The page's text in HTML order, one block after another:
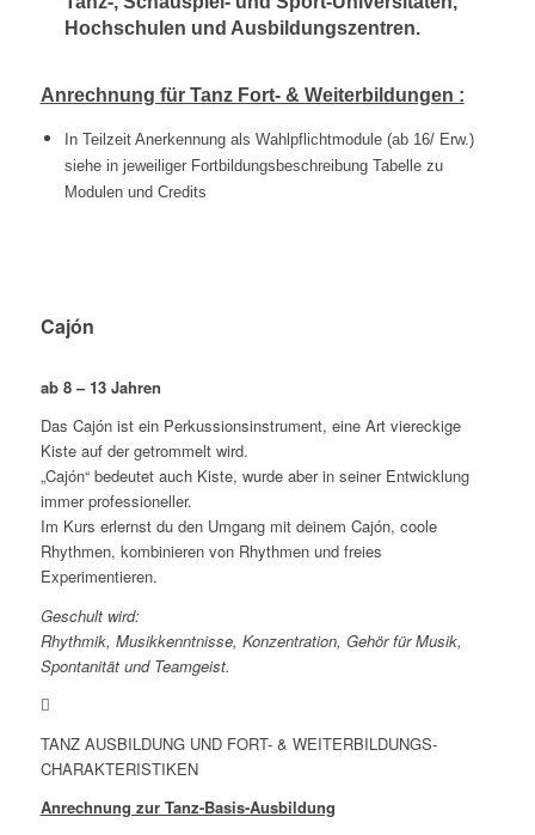
Hochschulen und Ausbildungszentren.
Anrechnung für Tanz Fort- & Weiterbildungen :
In Teilzeit Anerkennung als Wahlpflichtmodule (ab 16/ Erw.)
siehe in jeweiliger Fortbildungsbeschreibung Tabelle zu
Modulen und Credits
Cajón
ab 8 – 13 Jahren
Das Cajón ist ein Perkussionsinstrument, eine Art viereckige
Kiste auf der getrommelt wird.
„Cajón“ bedeutet auch Kiste, wurde aber in seiner Entwicklung
immer professioneller.
Im Kurs erlernst du den Umgang mit deinem Cajón, coole
Rhythmen, kombinieren von Rhythmen und freies
Experimentieren.
Geschult wird:
Rhythmik, Musikkenntnisse, Konzentration, Gehör für Musik,
Spontanität und Teamgeist.
TANZ AUSBILDUNG UND FORT- & WEITERBILDUNGS-
CHARAKTERISTIKEN
Anrechnung zur Tanz-Basis-Ausbildung